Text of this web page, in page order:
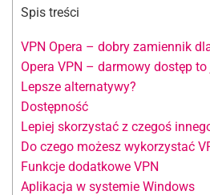
Spis treści
VPN Opera – dobry zamiennik
Opera VPN – darmowy dostęp
Lepsze alternatywy?
Dostępność
Lepiej skorzystać z czegoś
Do czego możesz wykorzystać
Funkcje dodatkowe VPN
Aplikacja w systemie Windows